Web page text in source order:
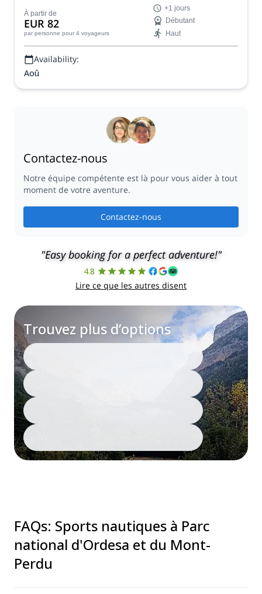
certifiée AEGM, se fera un plaisir de vous y emmener.
À partir de
EUR 82
par personne pour 4 voyageurs
+1 jours
Débutant
Haut
Availability:
Aoû
Contactez-nous
Notre équipe compétente est là pour vous aider à tout
moment de votre aventure.
Contactez-nous
"Easy booking for a perfect adventure!"
4.8
Lire ce que les autres disent
Trouvez plus d’options
FAQs: Sports nautiques à Parc
national d'Ordesa et du Mont-
Perdu